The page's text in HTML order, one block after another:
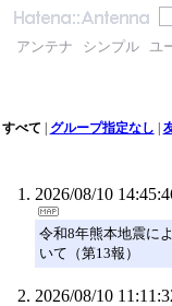
アンテナ シンプル ユ
すべて | グループ指定なし |
2026/08/10
令和8年熊本地震に
いて（第13報）
2026/08/10